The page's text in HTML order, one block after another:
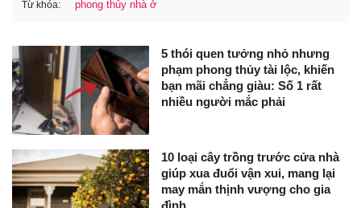
Từ khóa: phong thủy nhà ở
5 thói quen tưởng nhỏ nhưng
phạm phong thủy tài lộc, khiến
bạn mãi chẳng giàu: Số 1 rất
nhiều người mắc phải
10 loại cây trồng trước cửa nhà
giúp xua đuổi vận xui, mang lại
may mắn thịnh vượng cho gia